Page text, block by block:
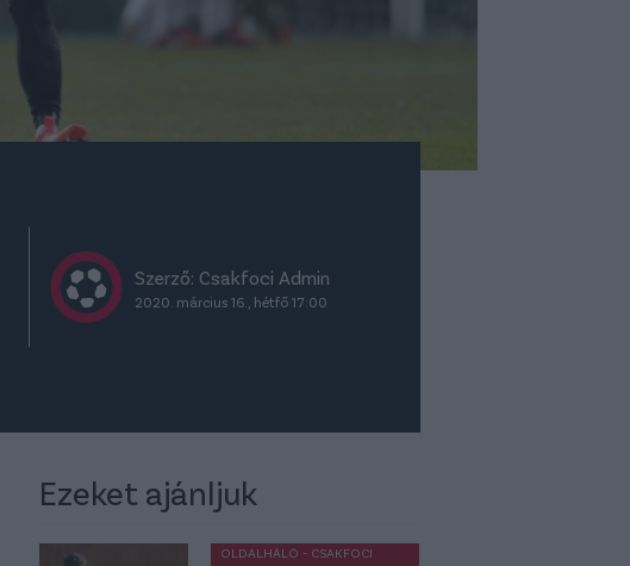
Szerző: Csakfoci Admin
2020. március 16., hétfő 17:00
Ezeket ajánljuk
OLDALHÁLÓ - CSAKFOCI